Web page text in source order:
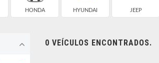
HONDA HYUNDAI JEEP
0 VEÍCULOS ENCONTRADOS.